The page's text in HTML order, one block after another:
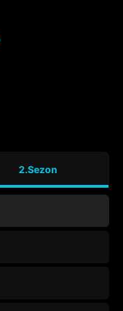
2.Sezon